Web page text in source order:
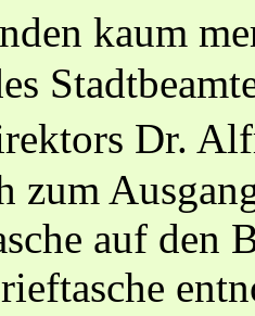
kaum
Dr.
zum
auf den